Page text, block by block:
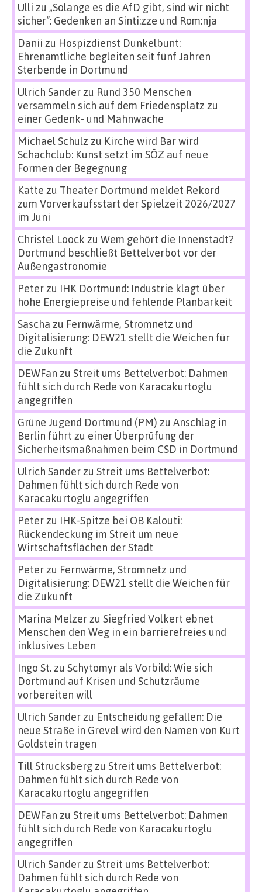
Ulli zu „Solange es die AfD gibt, sind wir nicht
sicher“: Gedenken an Sinti:zze und Rom:nja
Danii zu Hospizdienst Dunkelbunt:
Ehrenamtliche begleiten seit fünf Jahren
Sterbende in Dortmund
Ulrich Sanderzu Rund 350 Menschen
versammeln sich auf dem Friedensplatz zu
einer Gedenk- und Mahnwache
Michael Schulz zu Kirche wird Bar wird
Schachclub: Kunst setzt im SÖZ auf neue
Formen der Begegnung
Katte zu Theater Dortmund meldet Rekord
zum Vorverkaufsstart der Spielzeit 2026/2027
im Juni
Christel Loock zu Wem gehört die Innenstadt?
Dortmund beschließt Bettelverbot vor der
Außengastronomie
Peterzu IHK Dortmund: Industrie klagt über
hohe Energiepreise und fehlende Planbarkeit
Sascha zu Fernwärme, Stromnetz und
Digitalisierung: DEW21 stellt die Weichen für
die Zukunft
DEWFan zu Streit ums Bettelverbot: Dahmen
fühlt sich durch Rede von Karacakurtoglu
angegriffen
Grüne Jugend Dortmund (PM) zu Anschlag in
Berlin führt zu einer Überprüfung der
Sicherheitsmaßnahmen beim CSD in Dortmund
Ulrich Sanderzu Streit ums Bettelverbot:
Dahmen fühlt sich durch Rede von
Karacakurtoglu angegriffen
Peterzu IHK-Spitze bei OB Kalouti:
Rückendeckung im Streit um neue
Wirtschaftsflächen der Stadt
Peterzu Fernwärme, Stromnetz und
Digitalisierung: DEW21 stellt die Weichen für
die Zukunft
Marina Melzerzu Siegfried Volkert ebnet
Menschen den Weg in ein barrierefreies und
inklusives Leben
Ingo St.zu Schytomyr als Vorbild: Wie sich
Dortmund auf Krisen und Schutzräume
vorbereiten will
Ulrich Sanderzu Entscheidung gefallen: Die
neue Straße in Grevel wird den Namen von Kurt
Goldstein tragen
Till Strucksbergzu Streit ums Bettelverbot:
Dahmen fühlt sich durch Rede von
Karacakurtoglu angegriffen
DEWFan zu Streit ums Bettelverbot: Dahmen
fühlt sich durch Rede von Karacakurtoglu
angegriffen
Ulrich Sanderzu Streit ums Bettelverbot:
Dahmen fühlt sich durch Rede von